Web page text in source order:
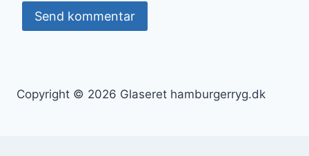
Copyright © 2026 Glaseret hamburgerryg.dk